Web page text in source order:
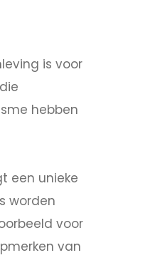
is voor
hebben
een unieke
worden
voor
van